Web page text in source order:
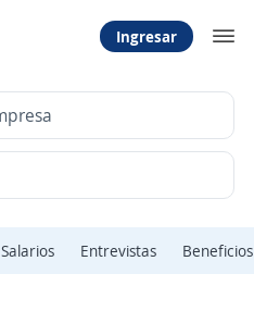
Ingresar
Salarios Entrevistas Beneficios